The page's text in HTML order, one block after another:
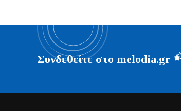
Συνδεθείτε στο melodia.gr